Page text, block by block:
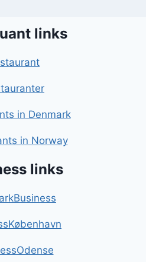
links
in Denmark
in Norway
links